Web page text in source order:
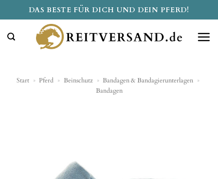
Inhalt
springen
DAS BESTE FÜR DICH UND DEIN PFERD!
Start » Pferd » Beinschutz » Bandagen & Bandagierunterlagen »
Bandagen